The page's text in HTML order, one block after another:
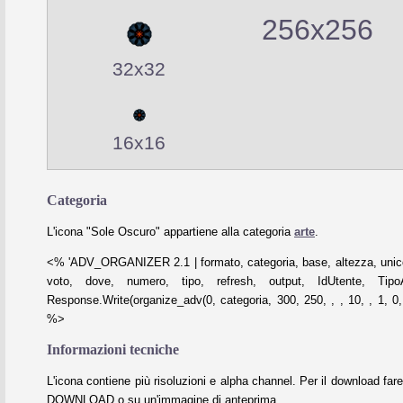
32x32
16x16
256x256
Categoria
L'icona "Sole Oscuro" appartiene alla categoria arte
<% 'ADV_ORGANIZER 2.1 | formato, categoria, base, altezza,
voto, dove, numero, tipo, refresh, output, IdUtente,
Response.Write(organize_adv(0, categoria, 300, 250, , , 10, , 1,
%>
Informazioni tecniche
L'icona contiene più risoluzioni e alpha channel. Per il download
DOWNLOAD o su un'immagine di anteprima.